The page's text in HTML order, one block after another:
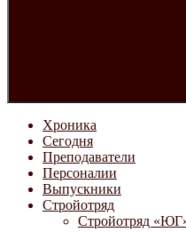
Хроника
Сегодня
Преподаватели
Персоналии
Выпускники
Стройотряд
Стройотряд